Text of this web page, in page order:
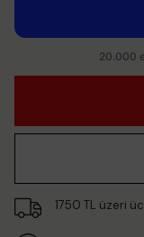
1750 TL üzeri